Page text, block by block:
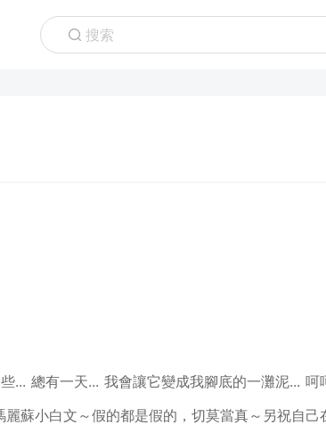
搜索
... 總有一天... 我會讓它變成我腳底的一灘泥...
蘇小白文～假的都是假的，切莫當真～另祝自己